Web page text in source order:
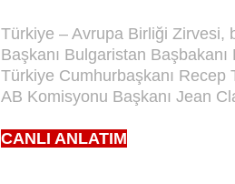
Türkiye – Avrupa Birliği Zirvesi,
Başkanı Bulgaristan
Türkiye Cumhurbaşkanı Recep
AB Komisyonu Başkanı Jean
CANLI ANLATIM